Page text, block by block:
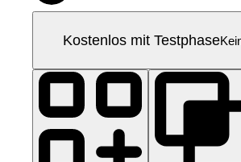
Kostenlos mit Testphase